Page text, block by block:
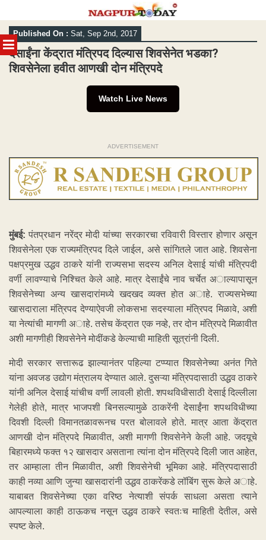
MENU
Skip
to
content
Published On : Sat, Sep 2nd, 2017
देसाईंना केंद्रात मंत्रिपद दिल्यास शिवसेनेत भडका?
शिवसेनेला हवीत आणखी दोन मंत्रिपदे
Watch Live News
ADVERTISEMENT
मुंबई: पंतप्रधान नरेंद्र मोदी यांच्या सरकारचा रविवारी विस्तार होणार असून
शिवसेनेला एक राज्यमंत्रिपद दिले जाईल, असे सांगितले जात आहे. शिवसेना
पक्षप्रमुख उद्धव ठाकरे यांनी राज्यसभा सदस्य अनिल देसाई यांची मंत्रिपदी
वर्णी लावण्याचे निश्चित केले आहे. मात्र देसाईंचे नाव चर्चेत अाल्यापासून
शिवसेनेच्या अन्य खासदारांमध्ये खदखद व्यक्त हाेत अाहे. राज्यसभेच्या
खासदाराला मंत्रिपद देण्याऐवजी लोकसभा सदस्याला मंत्रिपद मिळावे, अशी
या नेत्यांची मागणी अाहे. तसेच केंद्रात एक नव्हे, तर दोन मंत्रिपदे मिळावीत
अशी मागणीही शिवसेनेने मोदींकडे केल्याची माहिती सूत्रांनी दिली.
माेदी सरकार सत्तारूढ झाल्यानंतर पहिल्या टप्प्यात शिवसेनेच्या अनंत गिते
यांना अवजड उद्योग मंत्रालय देण्यात आले. दुसऱ्या मंत्रिपदासाठी उद्धव ठाकरे
यांनी अनिल देसाई यांचीच वर्णी लावली होती. शपथविधीसाठी देसाई दिल्लीला
गेलेही हाेते, मात्र भाजपशी बिनसल्यामुळे ठाकरेंनी देसाईंना शपथविधीच्या
दिवशी दिल्ली विमानतळावरूनच परत बोलावले होते. मात्र आता केंद्रात
आणखी दोन मंत्रिपदे मिळावीत, अशी मागणी शिवसेनेने केली आहे. जदयूचे
बिहारमध्ये फक्त १२ खासदार असताना त्यांना दोन मंत्रिपदे दिली जात आहेत,
तर आम्हाला तीन मिळावीत, अशी शिवसेनेची भूमिका आहे. मंत्रिपदासाठी
काही नव्या आणि जुन्या खासदारांनी उद्धव ठाकरेंकडे लॉबिंग सुरू केले अाहे.
याबाबत शिवसेनेच्या एका वरिष्ठ नेत्याशी संपर्क साधला असता त्याने
आपल्याला काही ठाऊकच नसून उद्धव ठाकरे स्वतःच माहिती देतील, असे
स्पष्ट केले.